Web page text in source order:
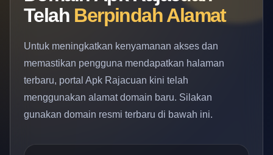
Telah Berpindah Alamat
Untuk meningkatkan kenyamanan akses dan
memastikan pengguna mendapatkan halaman
terbaru, portal Apk Rajacuan kini telah
menggunakan alamat domain baru. Silakan
gunakan domain resmi terbaru di bawah ini.